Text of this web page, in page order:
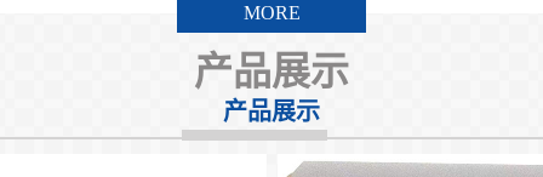
MORE
产品展示
产品展示